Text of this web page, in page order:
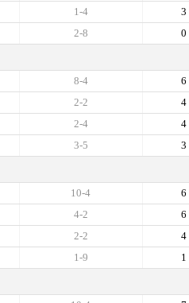
3
1-4
0
2-8
6
8-4
4
2-2
4
2-4
3
3-5
6
10-4
6
4-2
4
2-2
1
1-9